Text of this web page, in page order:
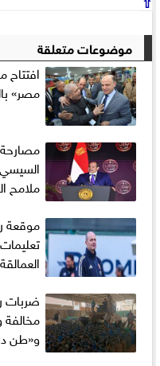
⇧
موضوعات متعلقة
مصر»
ملامح
موقعة
و«طن